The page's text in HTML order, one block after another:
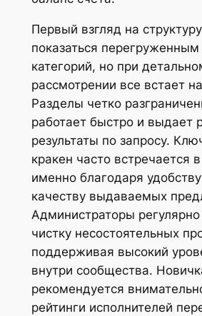
Первый взгляд на
показаться
категорий, но при
рассмотрении все встает
Разделы четко
работает быстро и выдает
результаты по запросу.
кракен часто встречается
именно благодаря
качеству выдаваемых
Администраторы
чистку несостоятельных
поддерживая высокий
внутри сообщества.
рекомендуется
рейтинги исполнителей